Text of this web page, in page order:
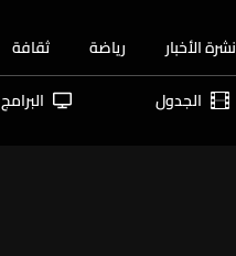
نشرة الأخبار رياضة ثقافة
الجدول البرامج